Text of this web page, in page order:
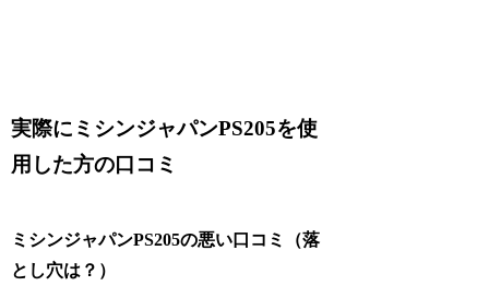
実際にミシンジャパンPS205を使
用した方の口コミ
ミシンジャパンPS205の悪い口コミ（落
とし穴は？）